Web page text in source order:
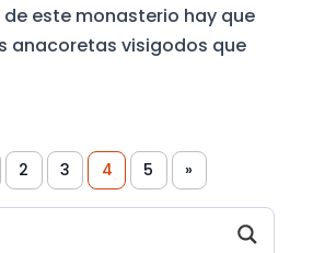
este monasterio hay que
anacoretas visigodos que
2 3 4 5 »